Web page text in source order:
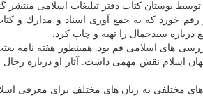
بوستان كتاب دفتر تبلیغات اسلامی منتشر
خورد كه به جمع آوری اسناد و مدارك و كتاب
درباره سیدجمال را تهیه و چاپ كرد.
بررسی های اسلامی قم بود. همینطور هفته نامه
نقش مهمی داشت. آثار او درباره رجال
های مختلفی به زبان های مختلف برای معرفی